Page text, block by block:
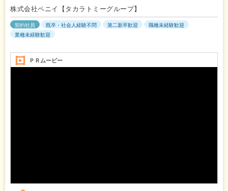
株式会社ペニイ【タカラトミーグループ】
契約社員 既卒・社会人経験不問 第二新卒歓迎
職種未経験歓迎
業種未経験歓迎
ＰＲムービー